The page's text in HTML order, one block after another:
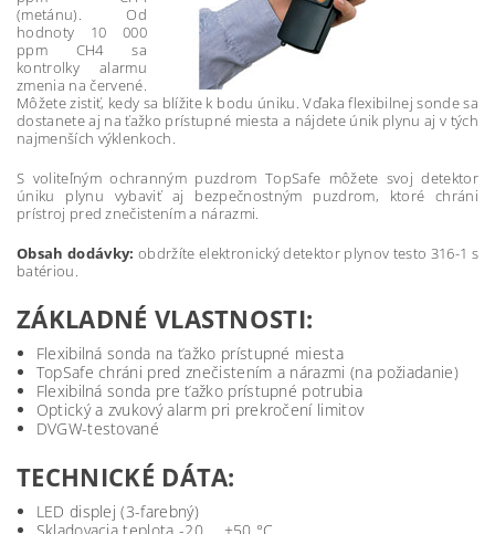
(metánu). Od
hodnoty 10 000
ppm CH4 sa
kontrolky alarmu
zmenia na červené.
Môžete zistiť, kedy sa blížite k bodu úniku. Vďaka flexibilnej sonde sa
dostanete aj na ťažko prístupné miesta a nájdete únik plynu aj v tých
najmenších výklenkoch.
S voliteľným ochranným puzdrom TopSafe môžete svoj detektor
úniku plynu vybaviť aj bezpečnostným puzdrom, ktoré chráni
prístroj pred znečistením a nárazmi.
Obsah dodávky: obdržíte elektronický detektor plynov testo 316-1 s
batériou.
ZÁKLADNÉ VLASTNOSTI:
Flexibilná sonda na ťažko prístupné miesta
TopSafe chráni pred znečistením a nárazmi (na požiadanie)
Flexibilná sonda pre ťažko prístupné potrubia
Optický a zvukový alarm pri prekročení limitov
DVGW-testované
TECHNICKÉ DÁTA:
LED displej (3-farebný)